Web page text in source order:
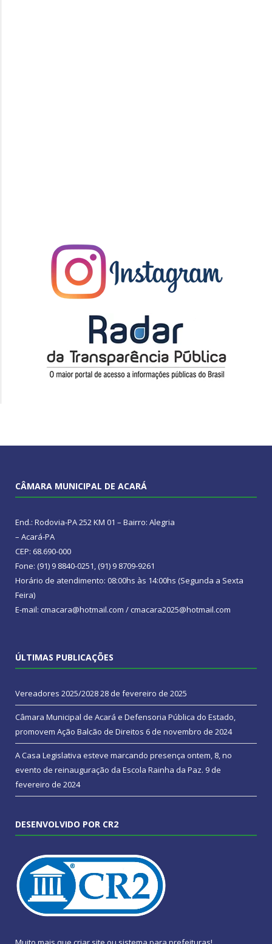
CÂMARA MUNICIPAL DE ACARÁ
End.: Rodovia-PA 252 KM 01 – Bairro: Alegria
– Acará-PA
CEP: 68.690-000
Fone: (91) 9 8840-0251, (91) 9 8709-9261
Horário de atendimento: 08:00hs às 14:00hs (Segunda a Sexta
Feira)
E-mail: cmacara@hotmail.com / cmacara2025@hotmail.com
ÚLTIMAS PUBLICAÇÕES
Vereadores 2025/202828 de fevereiro de 2025
Câmara Municipal de Acará e Defensoria Pública do Estado,
promovem Ação Balcão de Direitos 6 de novembro de 2024
A Casa Legislativa esteve marcando presença ontem, 8, no
evento de reinauguração da Escola Rainha da Paz. 9 de
fevereiro de 2024
DESENVOLVIDO POR CR2